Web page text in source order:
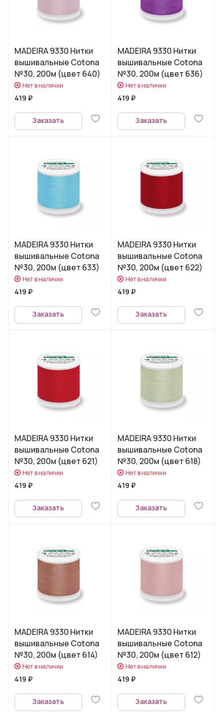
MADEIRA 9330 Нитки
вышивальные Cotona
№30, 200м (цвет 640)
Нет в наличии
419 ₽
Заказать
MADEIRA 9330 Нитки
вышивальные Cotona
№30, 200м (цвет 636)
Нет в наличии
419 ₽
Заказать
MADEIRA 9330 Нитки
вышивальные Cotona
№30, 200м (цвет 633)
Нет в наличии
419 ₽
Заказать
MADEIRA 9330 Нитки
вышивальные Cotona
№30, 200м (цвет 622)
Нет в наличии
419 ₽
Заказать
MADEIRA 9330 Нитки
вышивальные Cotona
№30, 200м (цвет 621)
Нет в наличии
419 ₽
Заказать
MADEIRA 9330 Нитки
вышивальные Cotona
№30, 200м (цвет 618)
Нет в наличии
419 ₽
Заказать
MADEIRA 9330 Нитки
вышивальные Cotona
№30, 200м (цвет 614)
Нет в наличии
419 ₽
Заказать
MADEIRA 9330 Нитки
вышивальные Cotona
№30, 200м (цвет 612)
Нет в наличии
419 ₽
Заказать